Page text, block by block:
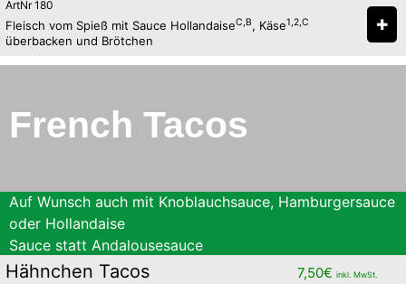
ArtNr 180
Fleisch vom Spieß mit Sauce HollandaiseC,B, Käse1,2,C
überbacken und Brötchen
✚
French Tacos
Auf Wunsch auch mit Knoblauchsauce, Hamburgersauce
oder Hollandaise
Sauce statt Andalousesauce
Hähnchen Tacos 7,50€ inkl. MwSt.